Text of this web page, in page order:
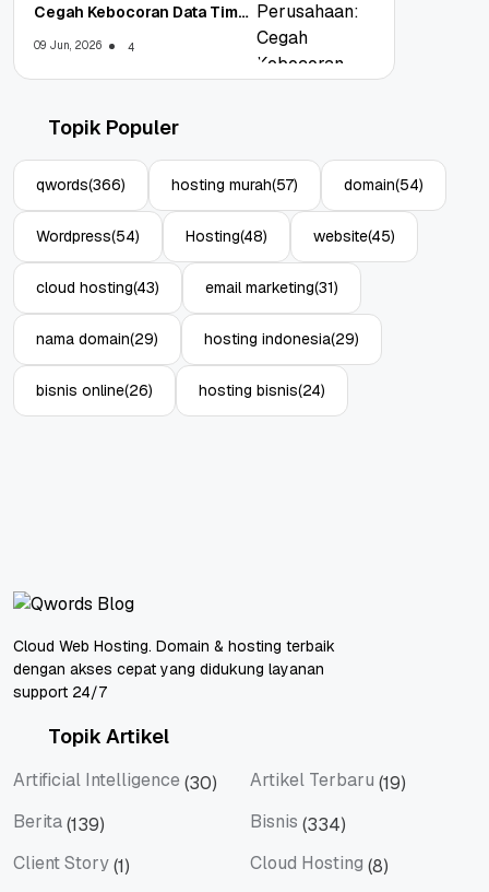
Cegah Kebocoran Data Tim
09 Jun, 2026 4
Topik Populer
qwords(366) hosting murah(57) domain(54)
Wordpress(54) Hosting(48) website(45)
cloud hosting(43) email marketing(31)
nama domain(29) hosting indonesia(29)
bisnis online(26) hosting bisnis(24)
Cloud Web Hosting. Domain & hosting terbaik
dengan akses cepat yang didukung layanan
support 24/7
Topik Artikel
Artificial Intelligence (30) Artikel Terbaru (19)
Berita(139) Bisnis (334)
Client Story(1) Cloud Hosting (8)